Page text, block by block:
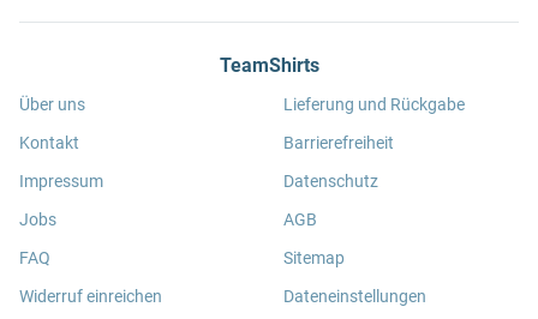
TeamShirts
Über uns
Kontakt
Impressum
Jobs
FAQ
Widerruf einreichen
Lieferung und Rückgabe
Barrierefreiheit
Datenschutz
AGB
Sitemap
Dateneinstellungen